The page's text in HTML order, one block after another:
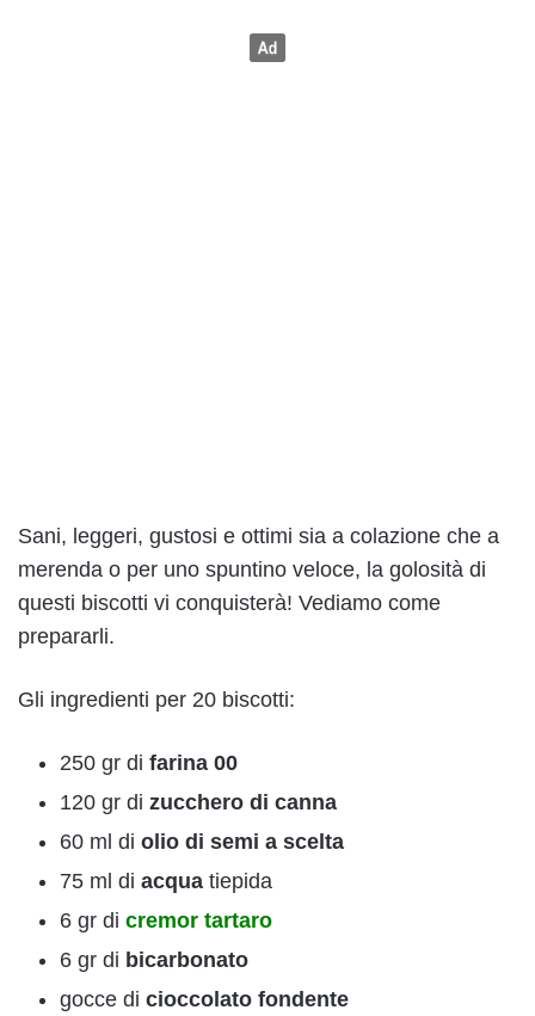
Sani, leggeri, gustosi e ottimi sia a colazione che a
merenda o per uno spuntino veloce, la golosità di
questi biscotti vi conquisterà! Vediamo come
prepararli.
Gli ingredienti per 20 biscotti:
250 gr di farina 00
120 gr di zucchero di canna
60 ml di olio di semi a scelta
75 ml di acqua tiepida
6 gr di cremor tartaro
6 gr di bicarbonato
gocce di cioccolato fondente